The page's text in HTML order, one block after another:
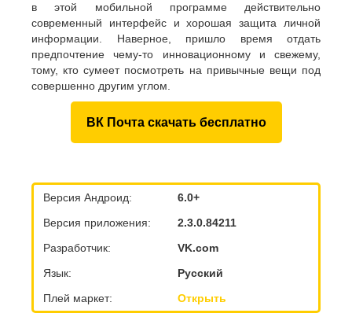
в этой мобильной программе действительно
современный интерфейс и хорошая защита личной
информации. Наверное, пришло время отдать
предпочтение чему-то инновационному и свежему,
тому, кто сумеет посмотреть на привычные вещи под
совершенно другим углом.
ВК Почта скачать бесплатно
Версия Андроид:
6.0+
Версия приложения:
2.3.0.84211
Разработчик:
VK.com
Язык:
Русский
Плей маркет:
Открыть